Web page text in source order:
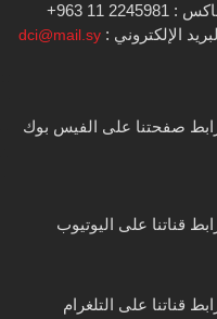
: 2245981 11 963+
الإلكتروني : dci@mail.sy
صفحتنا على الفيس بوك
قناتنا على اليوتيوب
قناتنا على التلغرام